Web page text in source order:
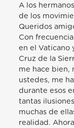
A los
de los
Queridos
Con
en el Vaticano
Cruz de la
me hace bien,
ustedes, me
durante esos
tantas
muchas de
realidad.